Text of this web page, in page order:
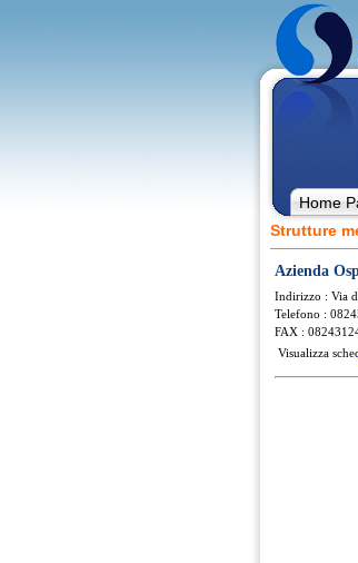
Home
Strutture
Azienda
Indirizzo : Via
Telefono :
FAX :
Visualizza